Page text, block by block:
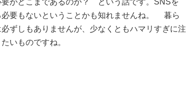
がどこまであるのか？ という話です。SNSを
要もないということかも知れませんね。 暮ら
ずしもありませんが、少なくともハマリすぎに注
いものですね。